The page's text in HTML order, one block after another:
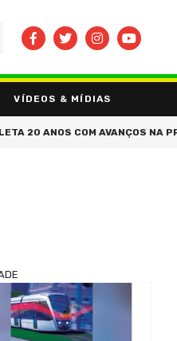
VÍDEOS & MÍDIAS
ESTRATÉGIA CONTABILIDADE
BUSCAR